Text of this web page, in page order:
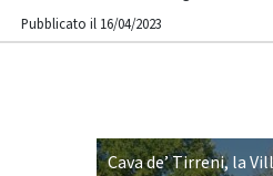
Pubblicato il 16/04/2023
Cava de’ Tirreni, la